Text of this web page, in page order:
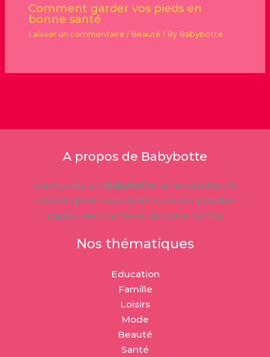
Comment garder vos pieds en
bonne santé
Laisser un commentaire / Beauté / By Babybotte
A propos de Babybotte
Découvrez sur Babybotte, un ensemble de
conseils pour vous sentir le mieux possible
auprès des membres de votre famille.
Nos thématiques
Education
Famille
Loisirs
Mode
Beauté
Santé